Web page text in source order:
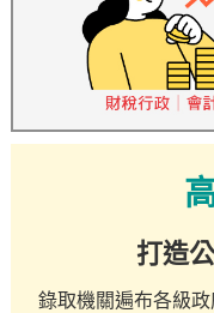
打造
錄取機關遍布各級